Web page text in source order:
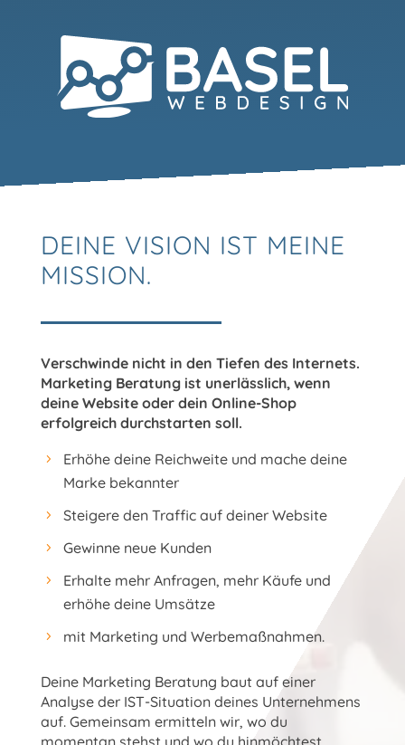
DEINE VISION IST MEINE
MISSION.
Verschwinde nicht in den Tiefen des Internets.
Marketing Beratung ist unerlässlich, wenn
deine Website oder dein Online-Shop
erfolgreich durchstarten soll.
Erhöhe deine Reichweite und mache deine
Marke bekannter
Steigere den Traffic auf deiner Website
Gewinne neue Kunden
Erhalte mehr Anfragen, mehr Käufe und
erhöhe deine Umsätze
mit Marketing und Werbemaßnahmen.
Deine Marketing Beratung baut auf einer
Analyse der IST-Situation deines Unternehmens
auf. Gemeinsam ermitteln wir, wo du
momentan stehst und wo du hinmöchtest.